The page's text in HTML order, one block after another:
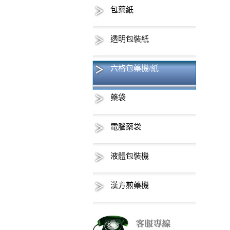
包藥紙
透明包裝紙
六格包藥機/紙
藥袋
電腦藥袋
液體包裝機
漢方煎藥機